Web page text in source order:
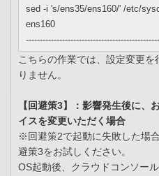
sed -i 's/ens35/ens160/' /etc/
ens160
こちらの作業では、設定変更
りません。
【回避策3】：影響発生後に、
イスを変更いただく場合
※回避策2で起動に失敗した場
避策3をお試しください。
OS起動後、クラウドコンソー